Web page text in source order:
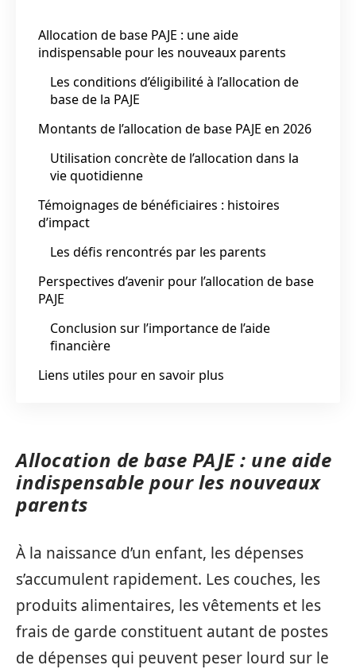
Allocation de base PAJE : une aide
indispensable pour les nouveaux parents
Les conditions d’éligibilité à l’allocation de
base de la PAJE
Montants de l’allocation de base PAJE en 2026
Utilisation concrète de l’allocation dans la
vie quotidienne
Témoignages de bénéficiaires : histoires
d’impact
Les défis rencontrés par les parents
Perspectives d’avenir pour l’allocation de base
PAJE
Conclusion sur l’importance de l’aide
financière
Liens utiles pour en savoir plus
Allocation de base PAJE : une aide
indispensable pour les nouveaux
parents
À la naissance d’un enfant, les dépenses
s’accumulent rapidement. Les couches, les
produits alimentaires, les vêtements et les
frais de garde constituent autant de postes
de dépenses qui peuvent peser lourd sur le